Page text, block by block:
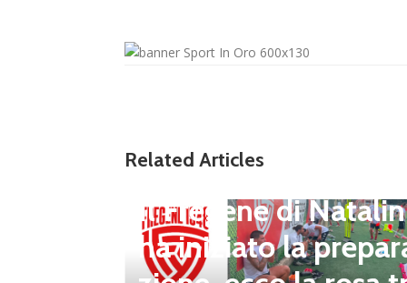
Related Articles
Il Fregene di
ha iniziato la